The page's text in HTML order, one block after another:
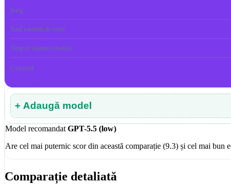
Rang
Total tokenuri de ieșire
Timp de răspuns (mediu)
Cost total
+ Adaugă model
Model recomandat GPT-5.5 (low)
Are cel mai puternic scor din această comparație (9.3) și cel mai bun
Comparație detaliată